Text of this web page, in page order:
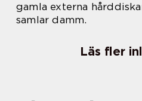
gamla externa
samlar damm.
Läs fler